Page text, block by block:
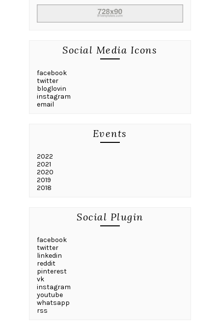
Social Media Icons
facebook
twitter
bloglovin
instagram
email
Events
2022
2021
2020
2019
2018
Social Plugin
facebook
twitter
linkedin
reddit
pinterest
vk
instagram
youtube
whatsapp
rss